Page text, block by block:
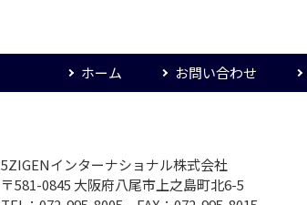
ホーム お問い合わせ
5ZIGENインターナショナル株式会社
〒581-0845 大阪府八尾市上之島町北6-5